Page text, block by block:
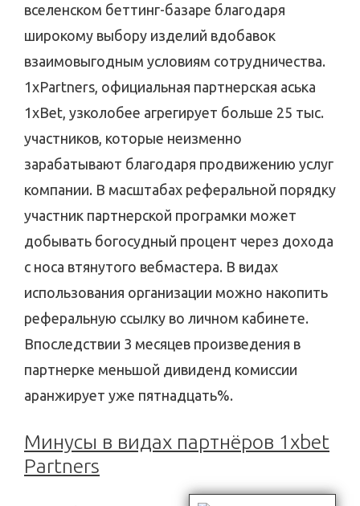
вселенском беттинг-базаре благодаря
широкому выбору изделий вдобавок
взаимовыгодным условиям сотрудничества.
1xPartners, официальная партнерская аська
1xBet, узколобее агрегирует больше 25 тыс.
участников, которые неизменно
зарабатывают благодаря продвижению услуг
компании. В масштабах реферальной порядку
участник партнерской програмки может
добывать богосудный процент через дохода
с носа втянутого вебмастера. В видах
использования организации можно накопить
реферальную ссылку во личном кабинете.
Впоследствии 3 месяцев произведения в
партнерке меньшой дивиденд комиссии
аранжирует уже пятнадцать%.
Минусы в видах партнёров 1xbet
Partners